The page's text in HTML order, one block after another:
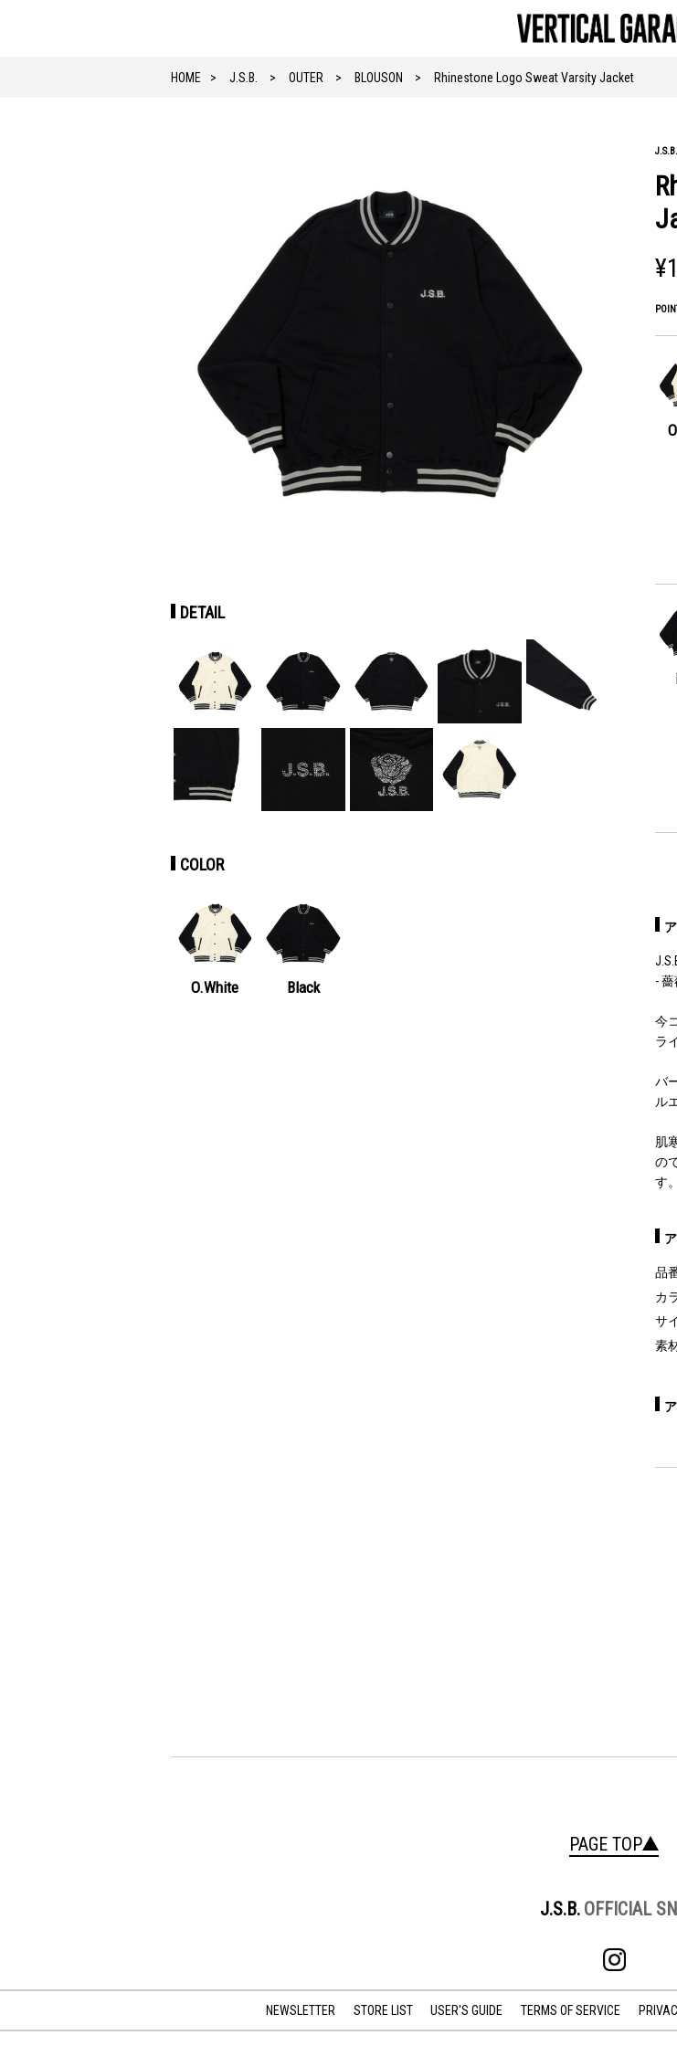
HOME J.S.B. OUTER BLOUSON Rhinestone Logo Sweat Varsity Jacket
DETAIL
COLOR
O.White Black
J.S.B.
-
今
ラ
バ
ル
肌
の
す。
品
カ
サ
素
PAGE TOP
J.S.B. OFFICIAL
NEWSLETTER STORE LIST USER'S GUIDE TERMS OF SERVICE